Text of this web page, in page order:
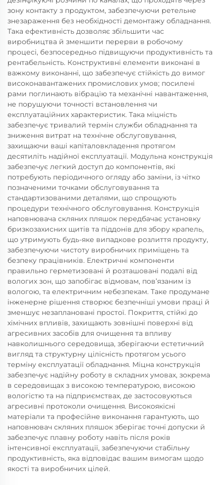
зону контакту з продуктом, забезпечуючи ретельне
знезараження без необхідності демонтажу обладнання.
Така ефективність дозволяє збільшити час
виробництва й зменшити перерви в робочому
процесі, безпосередньо підвищуючи продуктивність та
рентабельність. Конструктивні елементи виконані в
важкому виконанні, що забезпечує стійкість до вимог
високонавантажених промислових умов; посилені
рами поглинають вібрацію та механічні навантаження,
не порушуючи точності встановлення чи
експлуатаційних характеристик. Така міцність
забезпечує тривалий термін служби обладнання та
зниження витрат на технічне обслуговування,
захищаючи ваші капіталовкладення протягом
десятиліть надійної експлуатації. Модульна конструкція
забезпечує легкий доступ до компонентів, які
потребують періодичного огляду або заміни, із чітко
позначеними точками обслуговування та
стандартизованими деталями, що спрощують
процедури технічного обслуговування. Конструкція
наповнювача скляних пляшок передбачає установку
бризкозахисних щитів та піддонів для збору крапель,
що утримують будь-яке випадкове розлиття продукту,
забезпечуючи чистоту виробничих приміщень та
безпеку працівників. Електричні компоненти
правильно герметизовані й розташовані подалі від
вологих зон, що запобігає відмовам, пов’язаним із
вологою, та електричним небезпекам. Таке продумане
інженерне рішення створює безпечніші умови праці й
зменшує незаплановані простої. Покриття, стійкі до
хімічних впливів, захищають зовнішні поверхні від
агресивних засобів для очищення та впливу
навколишнього середовища, зберігаючи естетичний
вигляд та структурну цілісність протягом усього
терміну експлуатації обладнання. Міцна конструкція
забезпечує надійну роботу в складних умовах, зокрема
в середовищах з високою температурою, високою
вологістю та на підприємствах, де застосовуються
агресивні протоколи очищення. Високоякісні
матеріали та професійне виконання гарантують, що
наповнювач скляних пляшок зберігає точні допуски й
забезпечує плавну роботу навіть після років
інтенсивної експлуатації, забезпечуючи стабільну
продуктивність, яка відповідає вашим вимогам щодо
якості та виробничих цілей.